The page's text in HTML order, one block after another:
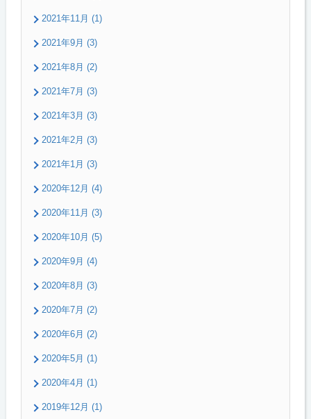
2021年11月 (1)
2021年9月 (3)
2021年8月 (2)
2021年7月 (3)
2021年3月 (3)
2021年2月 (3)
2021年1月 (3)
2020年12月 (4)
2020年11月 (3)
2020年10月 (5)
2020年9月 (4)
2020年8月 (3)
2020年7月 (2)
2020年6月 (2)
2020年5月 (1)
2020年4月 (1)
2019年12月 (1)